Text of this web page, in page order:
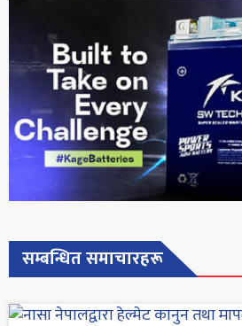
सम्बन्धित समाचारहरू